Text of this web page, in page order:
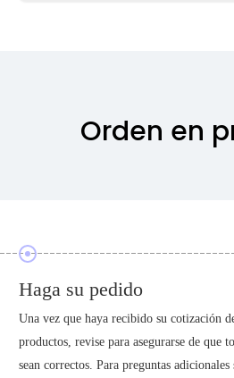
Orden en
Haga su pedido
Una vez que haya recibido su cotización
productos, revise para asegurarse de que
sean correctos. Para preguntas